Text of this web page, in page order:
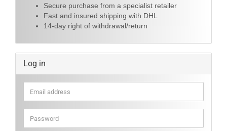
Secure purchase from a specialist retailer
Fast and insured shipping with DHL
14-day right of withdrawal/return
Log in
Email
address
Password